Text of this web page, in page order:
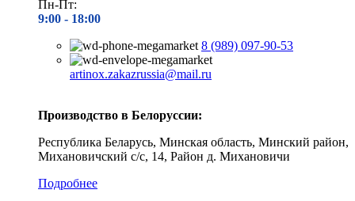
Пн-Пт:
9:00 - 18:00
8 (989) 097-90-53
artinox.zakazrussia@mail.ru
Производство в Белоруссии:
Республика Беларусь, Минская область, Минский район,
Михановичский с/с, 14, Район д. Михановичи
Подробнее